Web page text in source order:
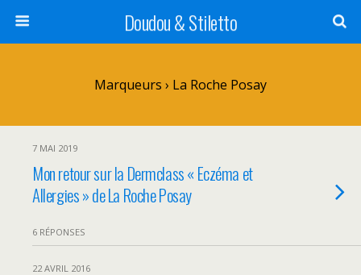
Doudou & Stiletto
Marqueurs › La Roche Posay
7 MAI 2019
Mon retour sur la Dermclass « Eczéma et
Allergies » de La Roche Posay
6 RÉPONSES
22 AVRIL 2016